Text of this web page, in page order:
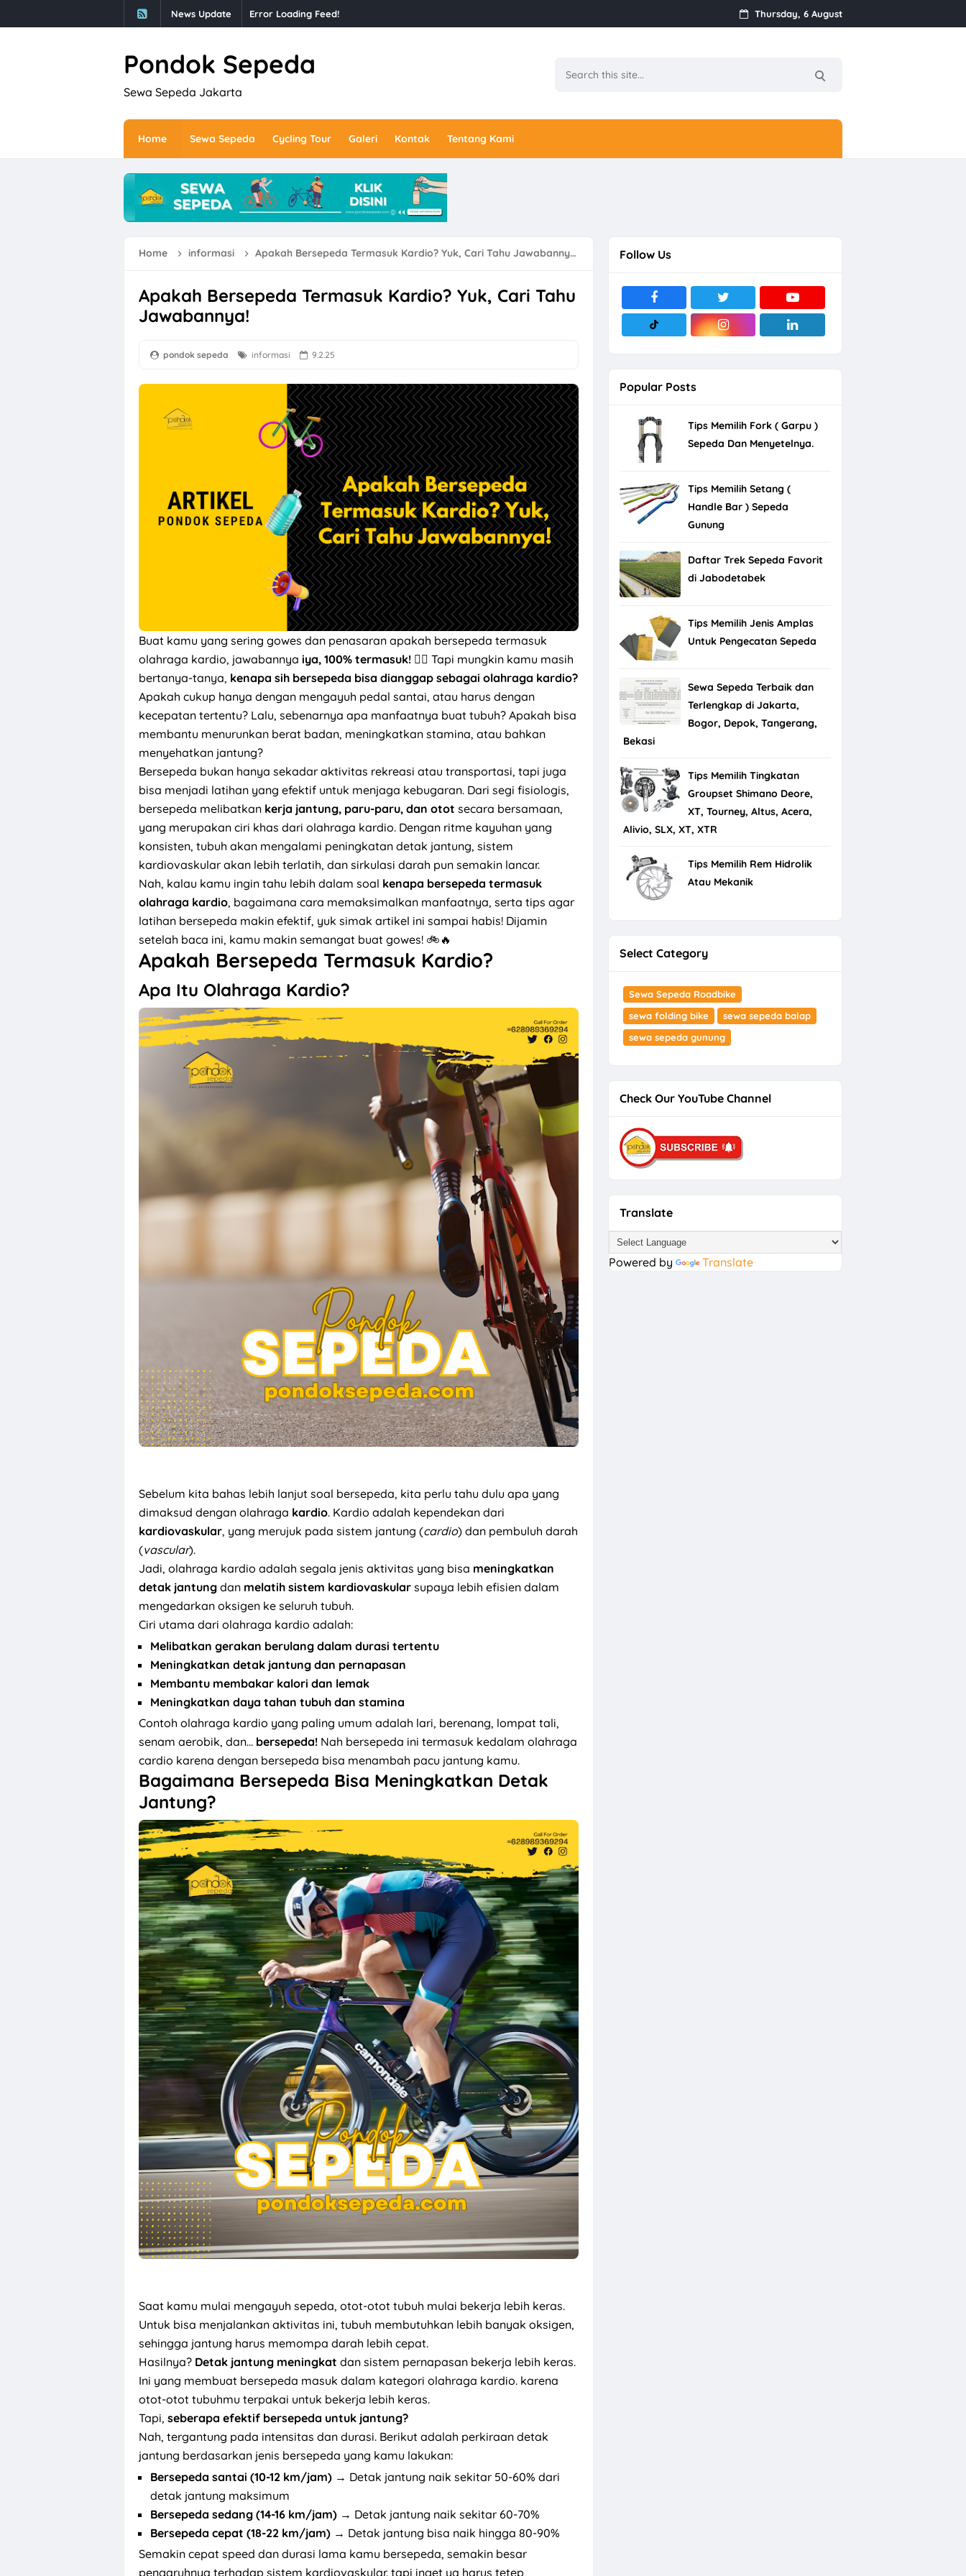
News Update Error Loading Feed! Thursday, 6 August
Pondok Sepeda
Sewa Sepeda Jakarta
Home Sewa Sepeda Cycling Tour Galeri Kontak Tentang Kami
Home informasi Apakah Bersepeda Termasuk Kardio? Yuk, Cari Tahu Jawabannya!
Apakah Bersepeda Termasuk Kardio? Yuk, Cari Tahu
Jawabannya!
pondok sepeda informasi 9.2.25
Buat kamu yang sering gowes dan penasaran apakah bersepeda termasuk
olahraga kardio, jawabannya iya, 100% termasuk! 🚴‍♂️ Tapi mungkin kamu masih
bertanya-tanya, kenapa sih bersepeda bisa dianggap sebagai olahraga kardio?
Apakah cukup hanya dengan mengayuh pedal santai, atau harus dengan
kecepatan tertentu? Lalu, sebenarnya apa manfaatnya buat tubuh? Apakah bisa
membantu menurunkan berat badan, meningkatkan stamina, atau bahkan
menyehatkan jantung?
Bersepeda bukan hanya sekadar aktivitas rekreasi atau transportasi, tapi juga
bisa menjadi latihan yang efektif untuk menjaga kebugaran. Dari segi fisiologis,
bersepeda melibatkan kerja jantung, paru-paru, dan otot secara bersamaan,
yang merupakan ciri khas dari olahraga kardio. Dengan ritme kayuhan yang
konsisten, tubuh akan mengalami peningkatan detak jantung, sistem
kardiovaskular akan lebih terlatih, dan sirkulasi darah pun semakin lancar.
Nah, kalau kamu ingin tahu lebih dalam soal kenapa bersepeda termasuk
olahraga kardio, bagaimana cara memaksimalkan manfaatnya, serta tips agar
latihan bersepeda makin efektif, yuk simak artikel ini sampai habis! Dijamin
setelah baca ini, kamu makin semangat buat gowes! 🚲🔥
Apakah Bersepeda Termasuk Kardio?
Apa Itu Olahraga Kardio?
Sebelum kita bahas lebih lanjut soal bersepeda, kita perlu tahu dulu apa yang
dimaksud dengan olahraga kardio. Kardio adalah kependekan dari
kardiovaskular, yang merujuk pada sistem jantung (cardio) dan pembuluh darah
(vascular).
Jadi, olahraga kardio adalah segala jenis aktivitas yang bisa meningkatkan
detak jantung dan melatih sistem kardiovaskular supaya lebih efisien dalam
mengedarkan oksigen ke seluruh tubuh.
Ciri utama dari olahraga kardio adalah:
Melibatkan gerakan berulang dalam durasi tertentu
Meningkatkan detak jantung dan pernapasan
Membantu membakar kalori dan lemak
Meningkatkan daya tahan tubuh dan stamina
Contoh olahraga kardio yang paling umum adalah lari, berenang, lompat tali,
senam aerobik, dan… bersepeda! Nah bersepeda ini termasuk kedalam olahraga
cardio karena dengan bersepeda bisa menambah pacu jantung kamu.
Bagaimana Bersepeda Bisa Meningkatkan Detak
Jantung?
Saat kamu mulai mengayuh sepeda, otot-otot tubuh mulai bekerja lebih keras.
Untuk bisa menjalankan aktivitas ini, tubuh membutuhkan lebih banyak oksigen,
sehingga jantung harus memompa darah lebih cepat.
Hasilnya? Detak jantung meningkat dan sistem pernapasan bekerja lebih keras.
Ini yang membuat bersepeda masuk dalam kategori olahraga kardio. karena
otot-otot tubuhmu terpakai untuk bekerja lebih keras.
Tapi, seberapa efektif bersepeda untuk jantung?
Nah, tergantung pada intensitas dan durasi. Berikut adalah perkiraan detak
jantung berdasarkan jenis bersepeda yang kamu lakukan:
Bersepeda santai (10-12 km/jam) → Detak jantung naik sekitar 50-60% dari
detak jantung maksimum
Bersepeda sedang (14-16 km/jam) → Detak jantung naik sekitar 60-70%
Bersepeda cepat (18-22 km/jam) → Detak jantung bisa naik hingga 80-90%
Semakin cepat speed dan durasi lama kamu bersepeda, semakin besar
pengaruhnya terhadap sistem kardiovaskular. tapi inget ya harus tetep
Follow Us
Popular Posts
Tips Memilih Fork ( Garpu )
Sepeda Dan Menyetelnya.
Tips Memilih Setang (
Handle Bar ) Sepeda
Gunung
Daftar Trek Sepeda Favorit
di Jabodetabek
Tips Memilih Jenis Amplas
Untuk Pengecatan Sepeda
Sewa Sepeda Terbaik dan
Terlengkap di Jakarta,
Bogor, Depok, Tangerang,
Bekasi
Tips Memilih Tingkatan
Groupset Shimano Deore,
XT, Tourney, Altus, Acera,
Alivio, SLX, XT, XTR
Tips Memilih Rem Hidrolik
Atau Mekanik
Select Category
Sewa Sepeda Roadbike
sewa folding bike
sewa sepeda balap
sewa sepeda gunung
Check Our YouTube Channel
Translate
Powered by Translate